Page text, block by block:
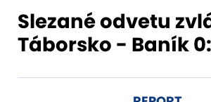
Slezané odvetu
Táborsko - Baník